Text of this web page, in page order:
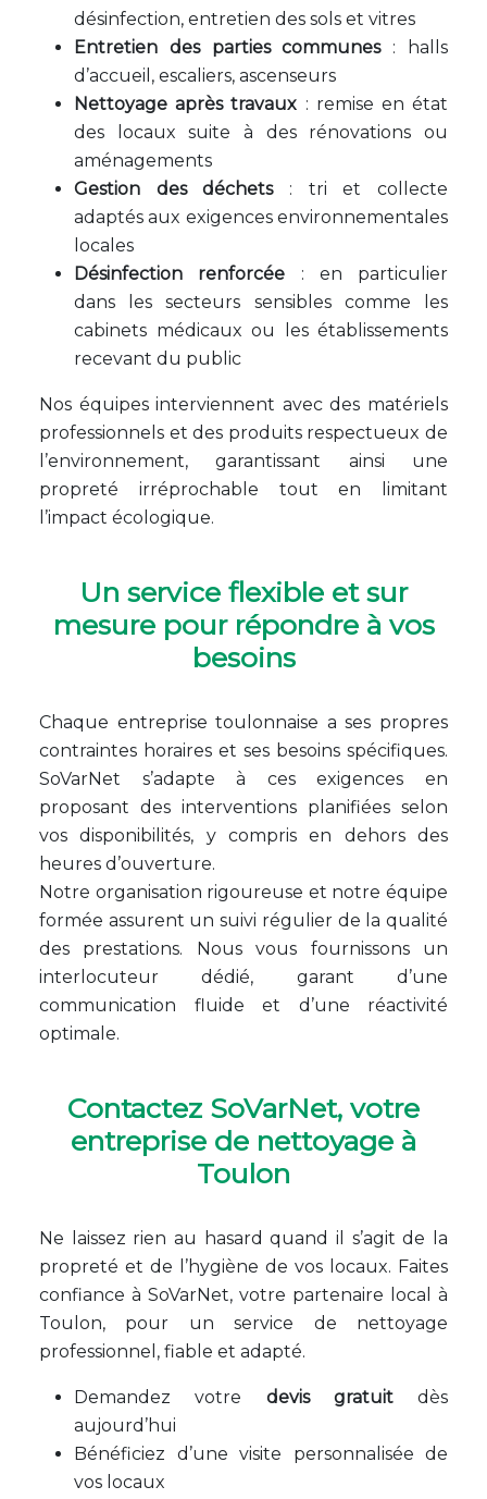
désinfection, entretien des sols et vitres
Entretien des parties communes: halls
d’accueil, escaliers, ascenseurs
Nettoyage après travaux : remise en état
des locaux suite à des rénovations ou
aménagements
Gestion des déchets: tri et collecte
adaptés aux exigences environnementales
locales
Désinfection renforcée : en particulier
dans les secteurs sensibles comme les
cabinets médicaux ou les établissements
recevant du public
Nos équipes interviennent avec des matériels
professionnels et des produits respectueux de
l’environnement, garantissant ainsi une
propreté irréprochable tout en limitant
l’impact écologique.
Un service flexible et sur
mesure pour répondre à vos
besoins
Chaque entreprise toulonnaise a ses propres
contraintes horaires et ses besoins spécifiques.
SoVarNet s’adapte à ces exigences en
proposant des interventions planifiées selon
vos disponibilités, y compris en dehors des
heures d’ouverture.
Notre organisation rigoureuse et notre équipe
formée assurent un suivi régulier de la qualité
des prestations. Nous vous fournissons un
interlocuteur dédié, garant d’une
communication fluide et d’une réactivité
optimale.
Contactez SoVarNet, votre
entreprise de nettoyage à
Toulon
Ne laissez rien au hasard quand il s’agit de la
propreté et de l’hygiène de vos locaux. Faites
confiance à SoVarNet, votre partenaire local à
Toulon, pour un service de nettoyage
professionnel, fiable et adapté.
Demandez votre devis gratuitdès
aujourd’hui
Bénéficiez d’une visite personnalisée de
vos locaux